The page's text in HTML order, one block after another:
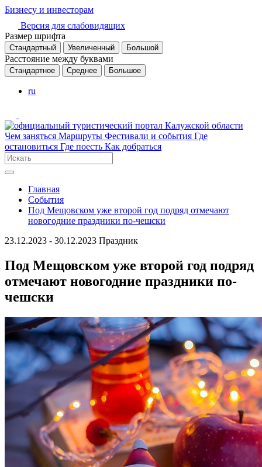
Бизнесу и инвесторам
Версия для слабовидящих
Размер шрифта
Стандартный Увеличенный Большой
Расстояние между буквами
Стандартное Среднее Большое
ru
Чем заняться Маршруты Фестивали и события Где
остановиться Где поесть Как добраться
Главная
События
Под Мещовском уже второй год подряд отмечают
новогодние праздники по-чешски
23.12.2023 - 30.12.2023 Праздник
Под Мещовском уже второй год подряд
отмечают новогодние праздники по-
чешски